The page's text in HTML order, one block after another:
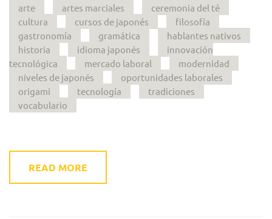
arte artes marciales
ceremonia del té
cultura
cursos de japonés
filosofía
gastronomía
gramática
hablantes nativos
historia
idioma japonés
innovación
tecnológica
mercado laboral
modernidad
niveles de japonés
oportunidades laborales
origami
tecnología
tradiciones
vocabulario
READ MORE